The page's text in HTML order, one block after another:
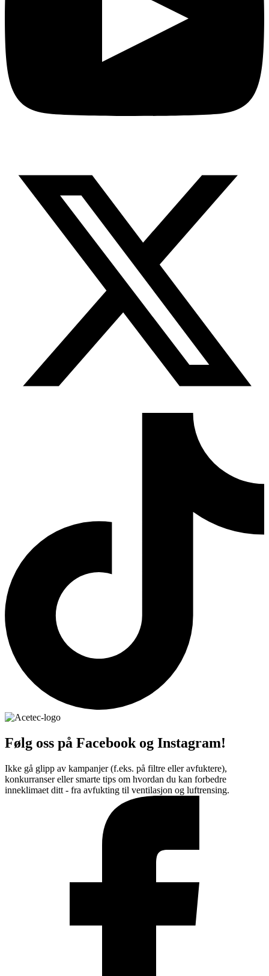
Følg oss på Facebook og Instagram!
Ikke gå glipp av kampanjer (f.eks. på filtre eller avfuktere),
konkurranser eller smarte tips om hvordan du kan forbedre
inneklimaet ditt - fra avfukting til ventilasjon og luftrensing.